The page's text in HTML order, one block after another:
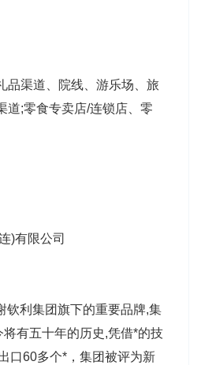
品渠道、院线、游乐场、旅
道;零食专卖店/连锁店、零
)有限公司
钦利集团旗下的重要品牌,集
有五十年的历史,凭借*的技
口60多个*，集团被评为新